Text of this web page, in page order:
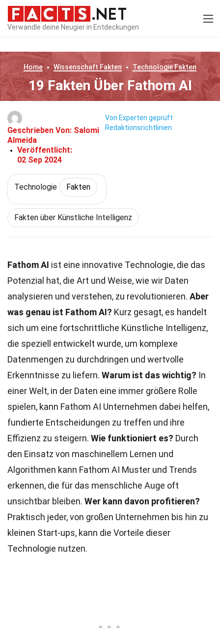
Verwandle deine Neugier in Entdeckungen
Home Wissenschaft Fakten TechnologieFakten
19 Fakten Über Fathom AI
Geschrieben Von: Salomi
Almeida
Veröffentlicht:
02 Sep 2024
Von Experten geprüft
Redaktionsrichtlinien
Technologie Fakten
Fakten über Künstliche Intelligenz
Fathom AI ist eine innovative Technologie, die das
Potenzial hat, die Art und Weise, wie wir Daten
analysieren und verstehen, zu revolutionieren. Aber
was genau ist Fathom AI? Kurz gesagt, es handelt
sich um eine fortschrittliche Künstliche Intelligenz,
die speziell entwickelt wurde, um komplexe
Datenmengen zu durchdringen und wertvolle
Erkenntnisse zu liefern. Warum ist das wichtig? In
einer Welt, in der Daten eine immer größere Rolle
spielen, kann Fathom AI Unternehmen dabei helfen,
fundierte Entscheidungen zu treffen und ihre
Effizienz zu steigern. Wie funktioniert es? Durch
den Einsatz von maschinellem Lernen und
Algorithmen kann Fathom AI Muster und Trends
erkennen, die für das menschliche Auge oft
unsichtbar bleiben. Wer kann davon profitieren?
Praktisch jeder, von großen Unternehmen bis hin zu
kleinen Start-ups, kann die Vorteile dieser
Technologie nutzen.